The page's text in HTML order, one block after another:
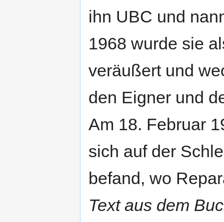
ihn UBC und
1968 wurde sie
veräußert und
den Eigner und
Am 18. Februar
sich auf der
befand, wo
Text aus dem